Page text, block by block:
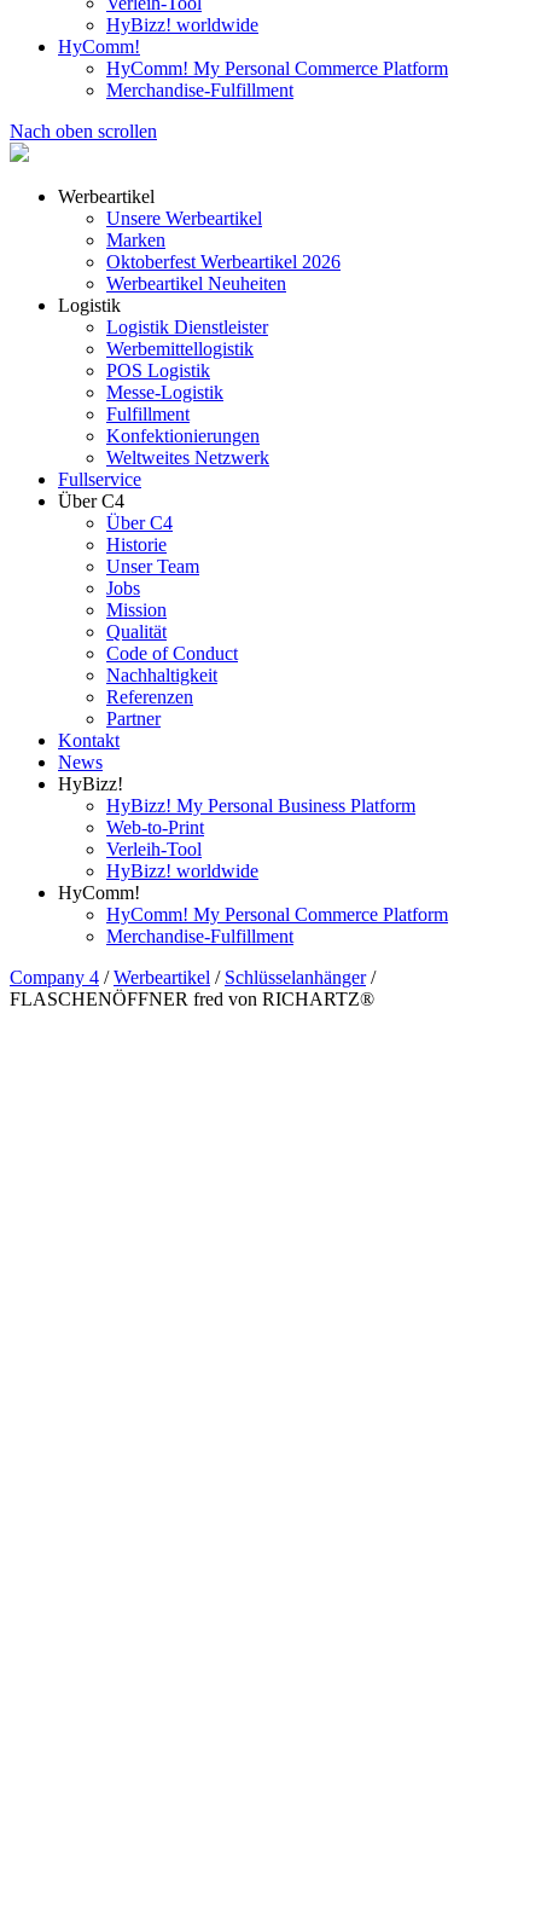
HyBizz! worldwide
HyComm!
HyComm! My Personal Commerce Platform
Merchandise-Fulfillment
Nach oben scrollen
Werbeartikel
Unsere Werbeartikel
Marken
Oktoberfest Werbeartikel 2026
Werbeartikel Neuheiten
Logistik
Logistik Dienstleister
Werbemittellogistik
POS Logistik
Messe-Logistik
Fulfillment
Konfektionierungen
Weltweites Netzwerk
Fullservice
Über C4
Über C4
Historie
Unser Team
Jobs
Mission
Qualität
Code of Conduct
Nachhaltigkeit
Referenzen
Partner
Kontakt
News
HyBizz!
HyBizz! My Personal Business Platform
Web-to-Print
Verleih-Tool
HyBizz! worldwide
HyComm!
HyComm! My Personal Commerce Platform
Merchandise-Fulfillment
Company 4 / Werbeartikel / Schlüsselanhänger /
FLASCHENÖFFNER fred von RICHARTZ®